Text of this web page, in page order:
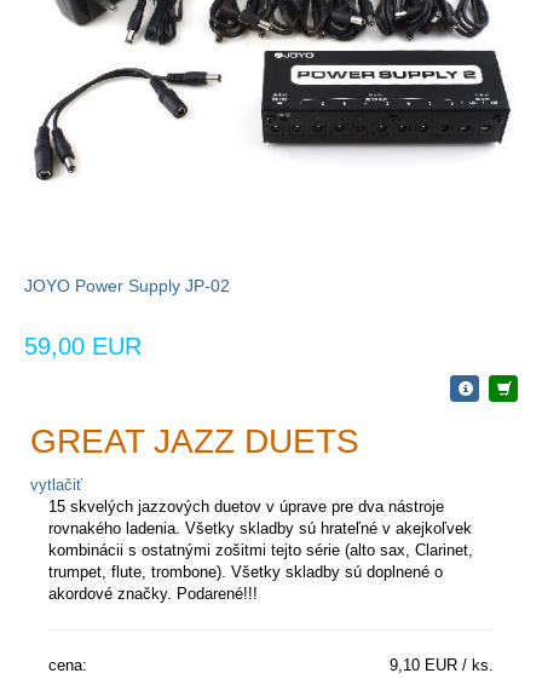
JOYO Power Supply JP-02
59,00 EUR
GREAT JAZZ DUETS
vytlačiť
15 skvelých jazzových duetov v úprave pre dva nástroje
rovnakého ladenia. Všetky skladby sú hrateľné v akejkoľvek
kombinácii s ostatnými zošitmi tejto série (alto sax, Clarinet,
trumpet, flute, trombone). Všetky skladby sú doplnené o
akordové značky. Podarené!!!
cena:
9,10 EUR / ks.